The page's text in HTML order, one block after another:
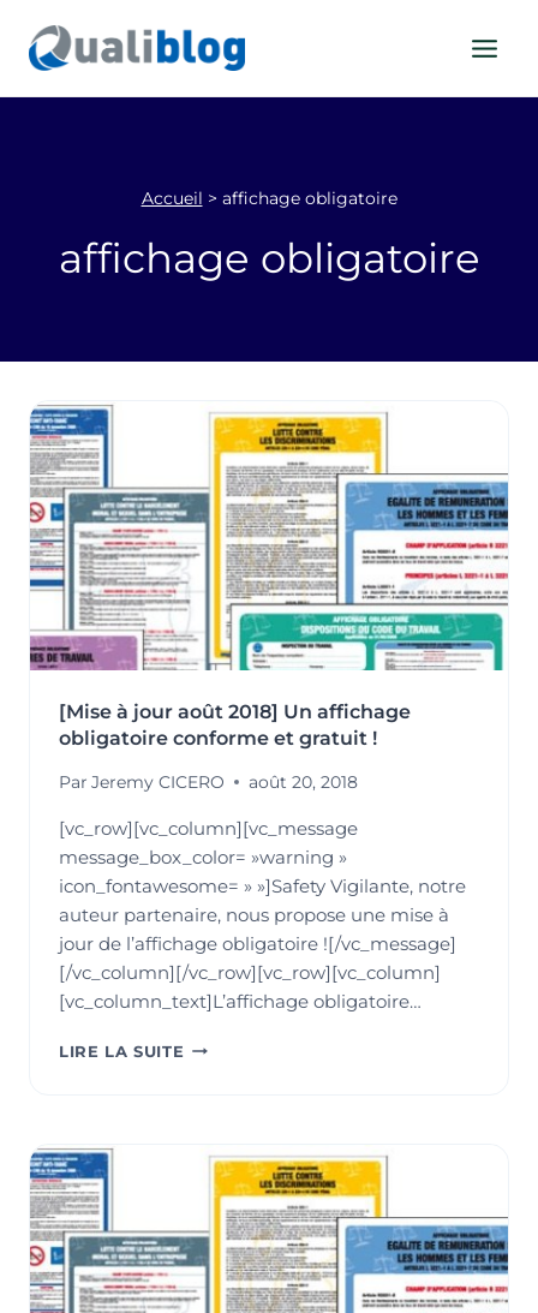
contenu
Accueil > affichage obligatoire
affichage obligatoire
[Mise à jour août 2018] Un affichage
obligatoire conforme et gratuit !
Par Jeremy CICERO août 20, 2018
[vc_row][vc_column][vc_message
message_box_color= »warning »
icon_fontawesome= » »]Safety Vigilante, notre
auteur partenaire, nous propose une mise à
jour de l’affichage obligatoire ![/vc_message]
[/vc_column][/vc_row][vc_row][vc_column]
[vc_column_text]L’affichage obligatoire…
LIRE LA SUITE [MISE
AFFICHAGE
OBLIGATOIRE
CONFORME
ET
GRATUIT